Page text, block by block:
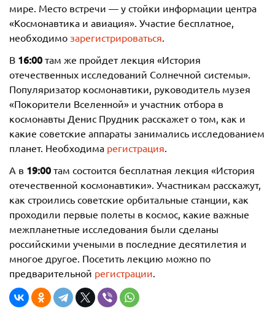
мире. Место встречи — у стойки информации центра
«Космонавтика и авиация». Участие бесплатное,
необходимо зарегистрироваться
В 16:00 там же пройдет лекция «История
отечественных исследований Солнечной системы».
Популяризатор космонавтики, руководитель музея
«Покорители Вселенной» и участник отбора в
космонавты Денис Прудник расскажет о том, как и
какие советские аппараты занимались исследованием
планет. Необходима регистрация
А в 19:00 там состоится бесплатная лекция «История
отечественной космонавтики». Участникам расскажут,
как строились советские орбитальные станции, как
проходили первые полеты в космос, какие важные
межпланетные исследования были сделаны
российскими учеными в последние десятилетия и
многое другое. Посетить лекцию можно по
предварительной регистрации